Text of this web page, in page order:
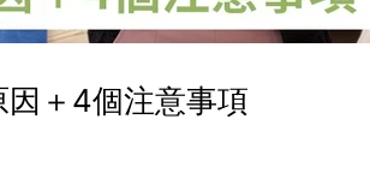
＋4個注意事項